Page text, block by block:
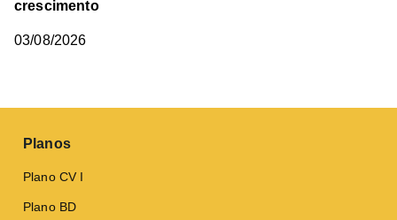
crescimento
03/08/2026
Planos
Plano CV I
Plano BD